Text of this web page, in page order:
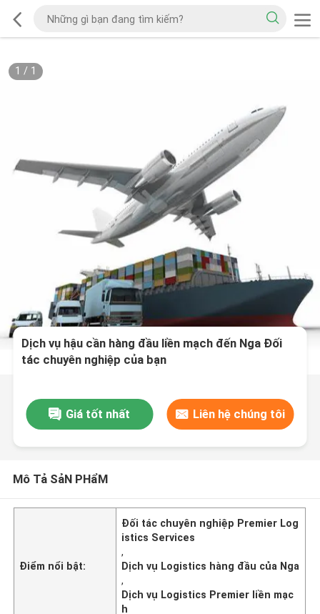
1 / 1
Dịch vụ hậu cần hàng đầu liền mạch đến Nga Đối
tác chuyên nghiệp của bạn
Giá tốt nhất Liên hệ chúng tôi
Mô Tả SảN PHẩM
Điểm nổi bật:
Đối tác chuyên nghiệp Premier Log
istics Services
,
Dịch vụ Logistics hàng đầu của Nga
,
Dịch vụ Logistics Premier liền mạc
h